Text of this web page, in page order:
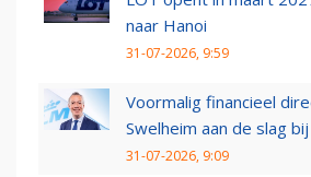
naar Hanoi
31-07-2026, 9:59
Voormalig financieel
Swelheim aan de slag
31-07-2026, 9:09